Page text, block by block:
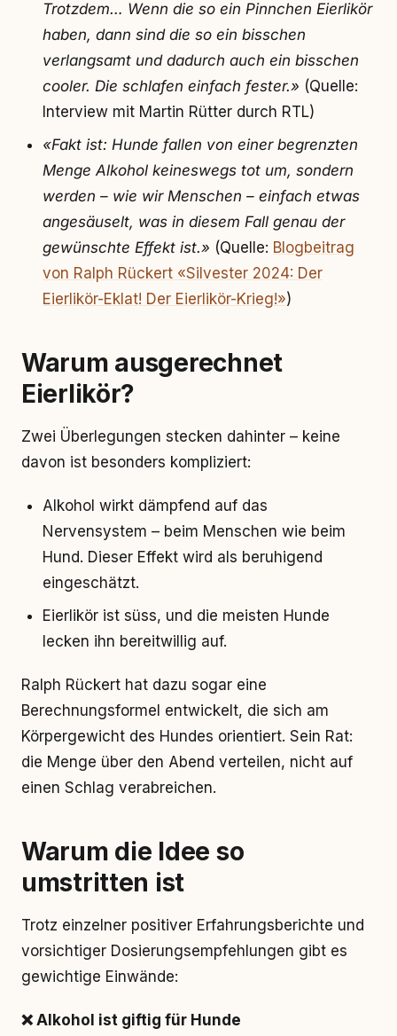
Trotzdem… Wenn die so ein Pinnchen Eierlikör
haben, dann sind die so ein bisschen
verlangsamt und dadurch auch ein bisschen
cooler. Die schlafen einfach fester.» (Quelle:
Interview mit Martin Rütter durch RTL)
«Fakt ist: Hunde fallen von einer begrenzten
Menge Alkohol keineswegs tot um, sondern
werden – wie wir Menschen – einfach etwas
angesäuselt, was in diesem Fall genau der
gewünschte Effekt ist.» (Quelle: Blogbeitrag
von Ralph Rückert «Silvester 2024: Der
Eierlikör-Eklat! Der Eierlikör-Krieg!»)
Warum ausgerechnet
Eierlikör?
Zwei Überlegungen stecken dahinter – keine
davon ist besonders kompliziert:
Alkohol wirkt dämpfend auf das
Nervensystem – beim Menschen wie beim
Hund. Dieser Effekt wird als beruhigend
eingeschätzt.
Eierlikör ist süss, und die meisten Hunde
lecken ihn bereitwillig auf.
Ralph Rückert hat dazu sogar eine
Berechnungsformel entwickelt, die sich am
Körpergewicht des Hundes orientiert. Sein Rat:
die Menge über den Abend verteilen, nicht auf
einen Schlag verabreichen.
Warum die Idee so
umstritten ist
Trotz einzelner positiver Erfahrungsberichte und
vorsichtiger Dosierungsempfehlungen gibt es
gewichtige Einwände:
❌ Alkohol ist giftig für Hunde